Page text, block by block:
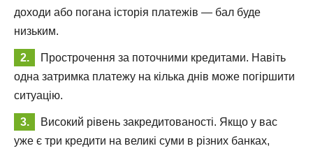
доходи або погана історія платежів — бал буде
низьким.
Прострочення за поточними кредитами. Навіть
одна затримка платежу на кілька днів може погіршити
ситуацію.
Високий рівень закредитованості. Якщо у вас
уже є три кредити на великі суми в різних банках,